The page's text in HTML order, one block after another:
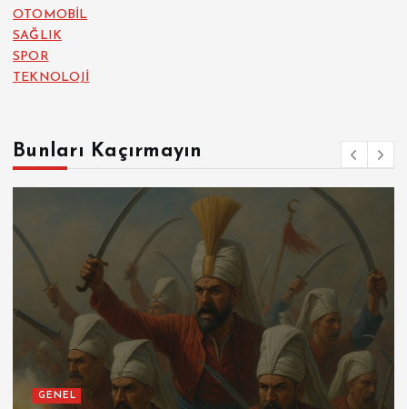
OTOMOBİL
SAĞLIK
SPOR
TEKNOLOJİ
Bunları Kaçırmayın
GENEL